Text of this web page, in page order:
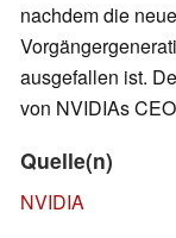
nachdem die
ausgefallen ist.
von NVIDIAs
Quelle(n)
NVIDIA